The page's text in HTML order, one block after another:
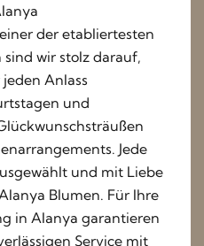
der etabliertesten
wir stolz darauf,
Anlass
und
Jede
und mit Liebe
Blumen. Für Ihre
in Alanya garantieren
Service mit